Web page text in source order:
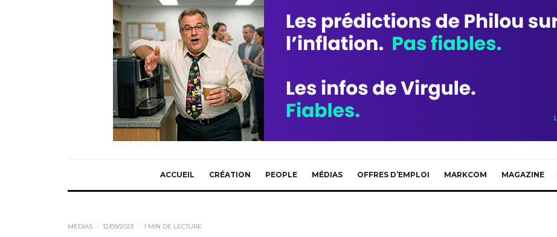
ACCUEIL CRÉATION PEOPLE MÉDIAS OFFRES D’EMPLOI MARKCOM MAGAZINE
MÉDIAS · 12/09/2023 · 1 MIN DE LECTURE